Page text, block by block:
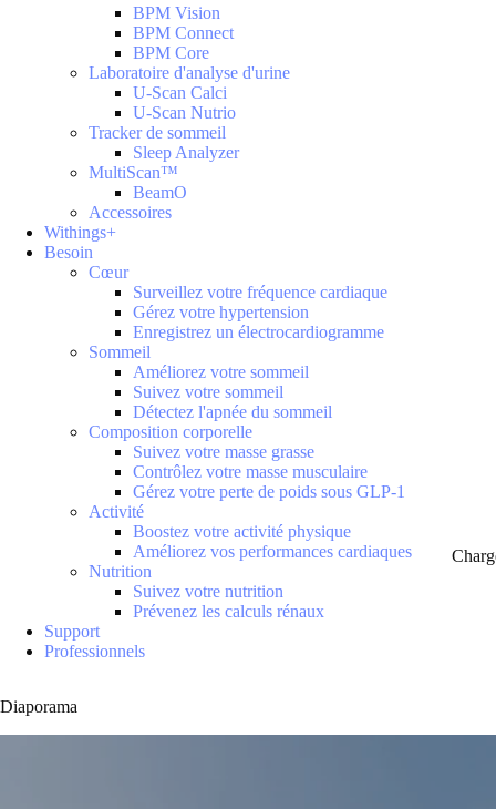
BPM Vision
BPM Connect
BPM Core
Laboratoire d'analyse d'urine
U-Scan Calci
U-Scan Nutrio
Tracker de sommeil
Sleep Analyzer
MultiScan™
BeamO
Accessoires
Withings+
Besoin
Cœur
Surveillez votre fréquence cardiaque
Gérez votre hypertension
Enregistrez un électrocardiogramme
Sommeil
Améliorez votre sommeil
Suivez votre sommeil
Détectez l'apnée du sommeil
Composition corporelle
Suivez votre masse grasse
Contrôlez votre masse musculaire
Gérez votre perte de poids sous GLP-1
Activité
Boostez votre activité physique
Améliorez vos performances cardiaques
Nutrition
Suivez votre nutrition
Prévenez les calculs rénaux
Support
Professionnels
Diaporama